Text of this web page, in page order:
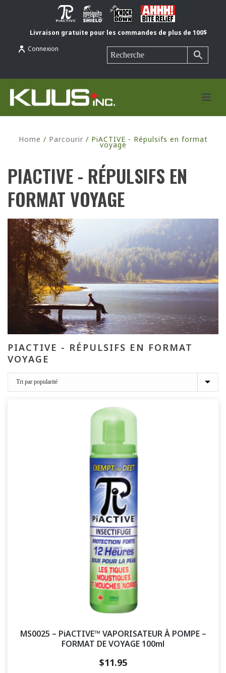
Livraison gratuite pour les commandes de plus de 100$
Connexion
Home / Parcourir / PiACTIVE - Répulsifs en format
voyage
PIACTIVE - RÉPULSIFS EN
FORMAT VOYAGE
PIACTIVE - RÉPULSIFS EN FORMAT
VOYAGE
MS0025 – PiACTIVE™ VAPORISATEUR À POMPE –
FORMAT DE VOYAGE 100ml
$11.95